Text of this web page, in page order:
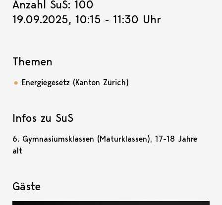
Anzahl SuS: 100
19.09.2025, 10:15 - 11:30 Uhr
Themen
Energiegesetz (Kanton Zürich)
Infos zu SuS
6. Gymnasiumsklassen (Maturklassen), 17-18 Jahre
alt
Gäste